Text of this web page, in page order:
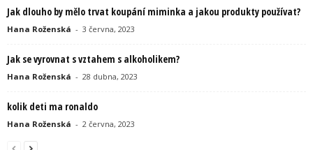
Jak dlouho by mělo trvat koupání miminka a jakou produkty používat?
Hana Roženská - 3 června, 2023
Jak se vyrovnat s vztahem s alkoholikem?
Hana Roženská - 28 dubna, 2023
kolik deti ma ronaldo
Hana Roženská - 2 června, 2023